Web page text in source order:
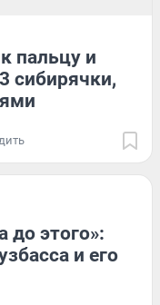
пальцу и
сибирячки,
до этого»:
и его